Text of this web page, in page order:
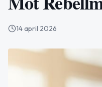
14 april 2026